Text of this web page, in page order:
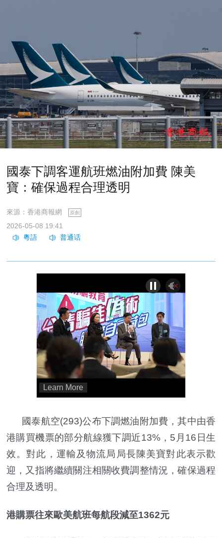
國泰下調客運航班燃油附加費 陳美
寶：確保過程合理透明
來源：香港商報網 原創
2026-05-08 19:41
國泰航空(293)公布下調燃油附加費，其中由香
港購買機票的部分航線獲下調近13%，5月16日生
效。對此，運輸及物流局局長陳美寶對此表示歡
迎，又指將繼續關注相關收費調整情況，確保過程
合理及透明。
港購票往來歐美航班每航段減至1362元